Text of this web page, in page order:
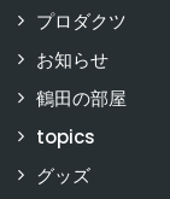
プロダクツ
お知らせ
鶴田の部屋
topics
グッズ